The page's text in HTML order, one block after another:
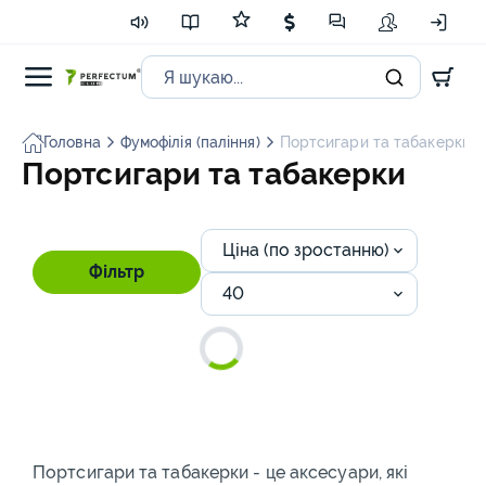
Головна Фумофілія (паління) Портсигари та табакерки
Портсигари та табакерки
Фільтр
Ціна (по зростанню)
40
Портсигари та табакерки - це аксесуари, які